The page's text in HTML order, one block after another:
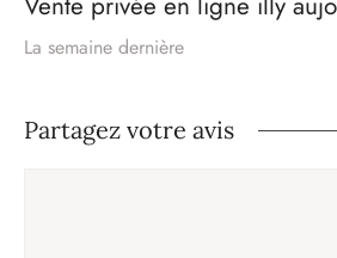
La semaine dernière
Partagez votre avis